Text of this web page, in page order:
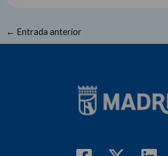
← Entrada anterior